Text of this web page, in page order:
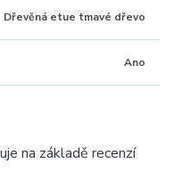
Dřevěná etue tmavé dřevo
Ano
na základě recenzí